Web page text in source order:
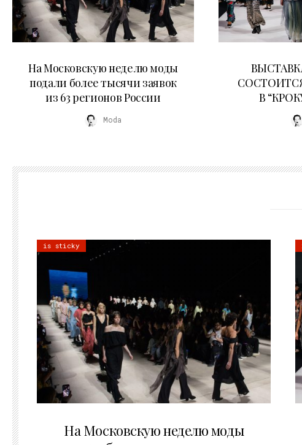
На Московскую неделю моды
подали более тысячи заявок
из 63 регионов России
Moda
В
is sticky
На Московскую неделю моды